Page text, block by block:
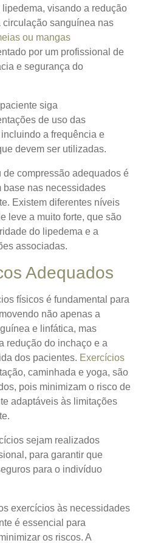
visando a redução
sanguínea nas
ou mangas
por um profissional de
e segurança do
siga
de uso das
a frequência e
devem ser utilizadas.
compressão adequados é
base nas necessidades
Existem diferentes níveis
leve a muito forte, que são
do lipedema e a
associadas.
Adequados
físicos é fundamental para
não apenas a
e linfática, mas
redução do inchaço e a
dos pacientes. Exercícios
caminhada e yoga, são
pois minimizam o risco de
adaptáveis às limitações
sejam realizados
para garantir que
para o indivíduo
exercícios às necessidades
é essencial para
os riscos. A